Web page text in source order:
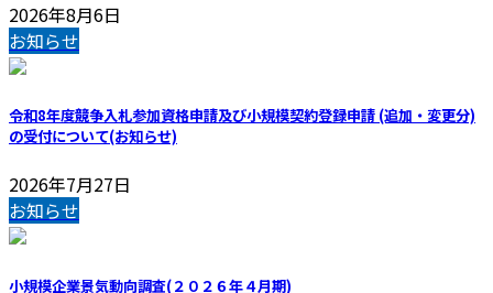
2026年8月6日
お知らせ
令和8年度競争入札参加資格申請及び小規模契約登録申請 (追加・変更分)
の受付について(お知らせ)
2026年7月27日
お知らせ
小規模企業景気動向調査(２０２６年４月期)